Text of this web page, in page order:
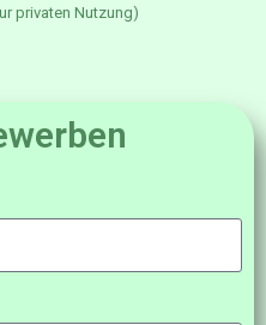
privaten Nutzung)